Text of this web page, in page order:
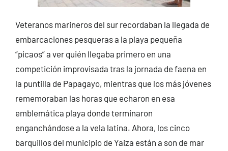
Veteranos marineros del sur recordaban la llegada de
embarcaciones pesqueras a la playa pequeña
“picaos” a ver quién llegaba primero en una
competición improvisada tras la jornada de faena en
la puntilla de Papagayo, mientras que los más jóvenes
rememoraban las horas que echaron en esa
emblemática playa donde terminaron
enganchándose a la vela latina. Ahora, los cinco
barquillos del municipio de Yaiza están a son de mar